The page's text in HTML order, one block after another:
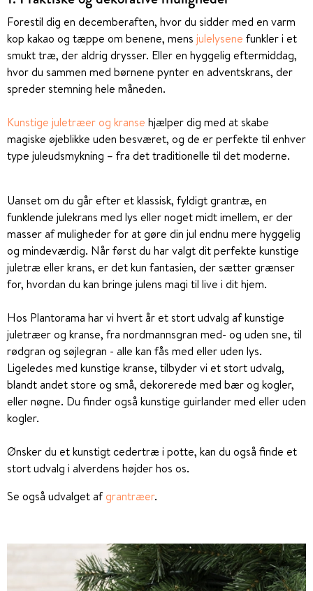
Forestil dig en decemberaften, hvor du sidder med en varm
kop kakao og tæppe om benene, mens julelysene funkler i et
smukt træ, der aldrig drysser. Eller en hyggelig eftermiddag,
hvor du sammen med børnene pynter en adventskrans, der
spreder stemning hele måneden.
Kunstige juletræer og kranse hjælper dig med at skabe
magiske øjeblikke uden besværet, og de er perfekte til enhver
type juleudsmykning – fra det traditionelle til det moderne.
Uanset om du går efter et klassisk, fyldigt grantræ, en
funklende julekrans med lys eller noget midt imellem, er der
masser af muligheder for at gøre din jul endnu mere hyggelig
og mindeværdig. Når først du har valgt dit perfekte kunstige
juletræ eller krans, er det kun fantasien, der sætter grænser
for, hvordan du kan bringe julens magi til live i dit hjem.
Hos Plantorama har vi hvert år et stort udvalg af kunstige
juletræer og kranse, fra nordmannsgran med- og uden sne, til
rødgran og søjlegran - alle kan fås med eller uden lys.
Ligeledes med kunstige kranse, tilbyder vi et stort udvalg,
blandt andet store og små, dekorerede med bær og kogler,
eller nøgne. Du finder også kunstige guirlander med eller uden
kogler.
Ønsker du et kunstigt cedertræ i potte, kan du også finde et
stort udvalg i alverdens højder hos os.
Se også udvalget afgrantræer.